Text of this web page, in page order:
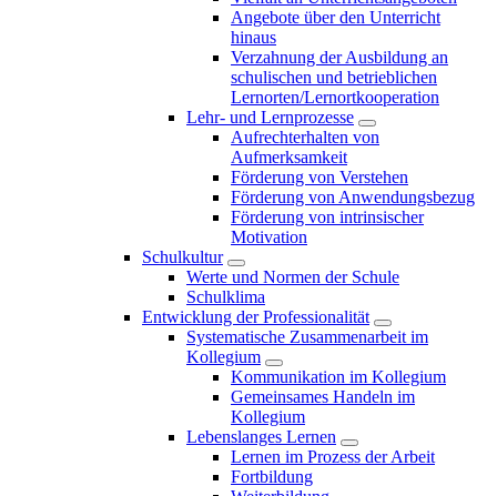
Angebote über den Unterricht
hinaus
Verzahnung der Ausbildung an
schulischen und betrieblichen
Lernorten/Lernortkooperation
Lehr- und Lernprozesse
Aufrechterhalten von
Aufmerksamkeit
Förderung von Verstehen
Förderung von Anwendungsbezug
Förderung von intrinsischer
Motivation
Schulkultur
Werte und Normen der Schule
Schulklima
Entwicklung der Professionalität
Systematische Zusammenarbeit im
Kollegium
Kommunikation im Kollegium
Gemeinsames Handeln im
Kollegium
Lebenslanges Lernen
Lernen im Prozess der Arbeit
Fortbildung